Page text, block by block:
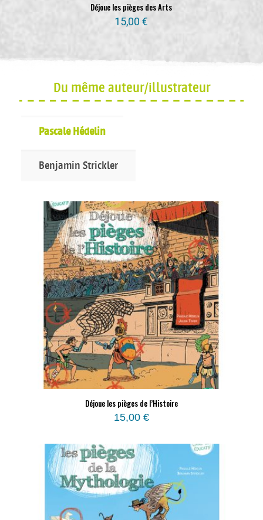
Déjoue les pièges des Arts
15,00€
Du même auteur/illustrateur
Pascale Hédelin
Benjamin Strickler
Déjoue les pièges de l’Histoire
15,00 €